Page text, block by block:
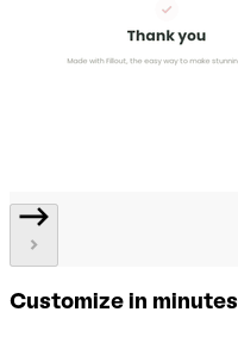
Customize in minutes